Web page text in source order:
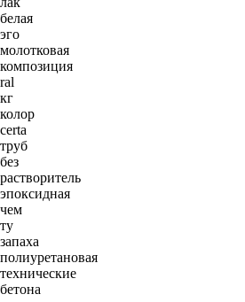
белая
эго
молотковая
композиция
ral
кг
колор
certa
труб
без
растворитель
эпоксидная
чем
ту
запаха
полиуретановая
технические
бетона